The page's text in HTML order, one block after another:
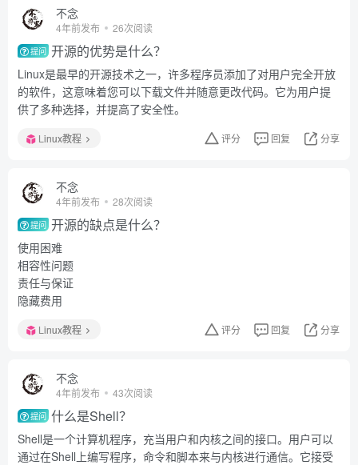
不念
4年前发布 26次阅读
提问 开源的优势是什么？
Linux是最早的开源技术之一，许多程序员添加了对用户完全开放
的软件，这意味着您可以下载文件并随意更改代码。它为用户提
供了多种选择，并提高了安全性。
Linux教程 评分 回复 分享
不念
4年前发布 28次阅读
提问 开源的缺点是什么？
使用困难
相容性问题
责任与保证
隐藏费用
Linux教程 评分 回复 分享
不念
4年前发布 43次阅读
提问 什么是Shell？
Shell是一个计算机程序，充当用户和内核之间的接口。用户可以
通过在Shell上编写程序，命令和脚本来与内核进行通信。它接受